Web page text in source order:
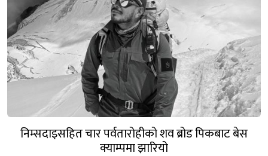
निम्सदाइसहित चार पर्वतारोहीको शव ब्रोड पिकबाट बेस
क्याम्पमा झारियो